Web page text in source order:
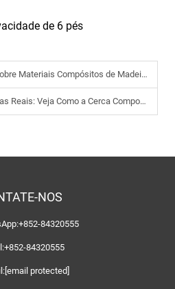
de 6 pés
Compósitos de Madeira e Plástico (WPC)
Como a Cerca Composta Treslam Transforma Cada Espaço
NOS
+852-84320555
+852-84320555
[email protected]